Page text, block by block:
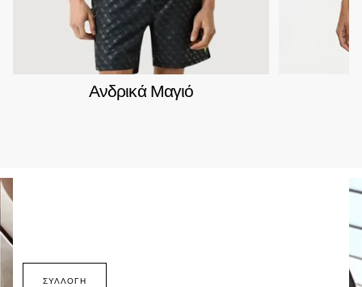
Ανδρικά Μαγιό
ΣΥΛΛΟΓΉ